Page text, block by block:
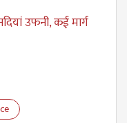
उफनी, कई मार्ग